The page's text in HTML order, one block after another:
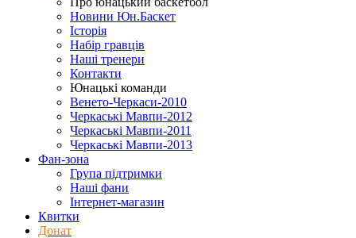
Новини Юн.Баскет
Історія
Набір гравців
Наші тренери
Контакти
Юнацькі команди
Венето-Черкаси-2010
Черкаські Мавпи-2012
Черкаські Мавпи-2011
Черкаські Мавпи-2013
Фан-зона
Група підтримки
Наші фани
Інтернет-магазин
Квитки
Донат